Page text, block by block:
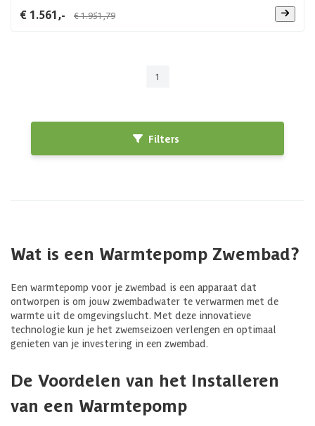
€ 1.561,- € 1.951,79
1
Filters
Wat is een Warmtepomp Zwembad?
Een warmtepomp voor je zwembad is een apparaat dat
ontworpen is om jouw zwembadwater te verwarmen met de
warmte uit de omgevingslucht. Met deze innovatieve
technologie kun je het zwemseizoen verlengen en optimaal
genieten van je investering in een zwembad.
De Voordelen van het Installeren
van een Warmtepomp